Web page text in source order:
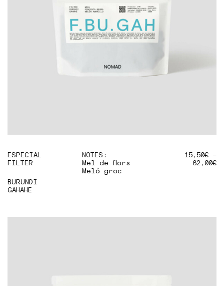
ESPECIAL
FILTER
BURUNDI
GAHAHE
NOTES:
Mel de flors
Meló groc
15,50€–
62,00€